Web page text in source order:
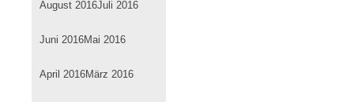
August 2016Juli 2016
Juni 2016Mai 2016
April 2016März 2016